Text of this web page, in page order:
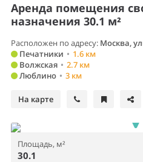
Аренда помещения
назначения 30.1 м²
Расположен по адресу: Москва,
Печатники • 1.6 км
Волжская • 2.7 км
Люблино • 3 км
На карте
Площадь, м²
30.1